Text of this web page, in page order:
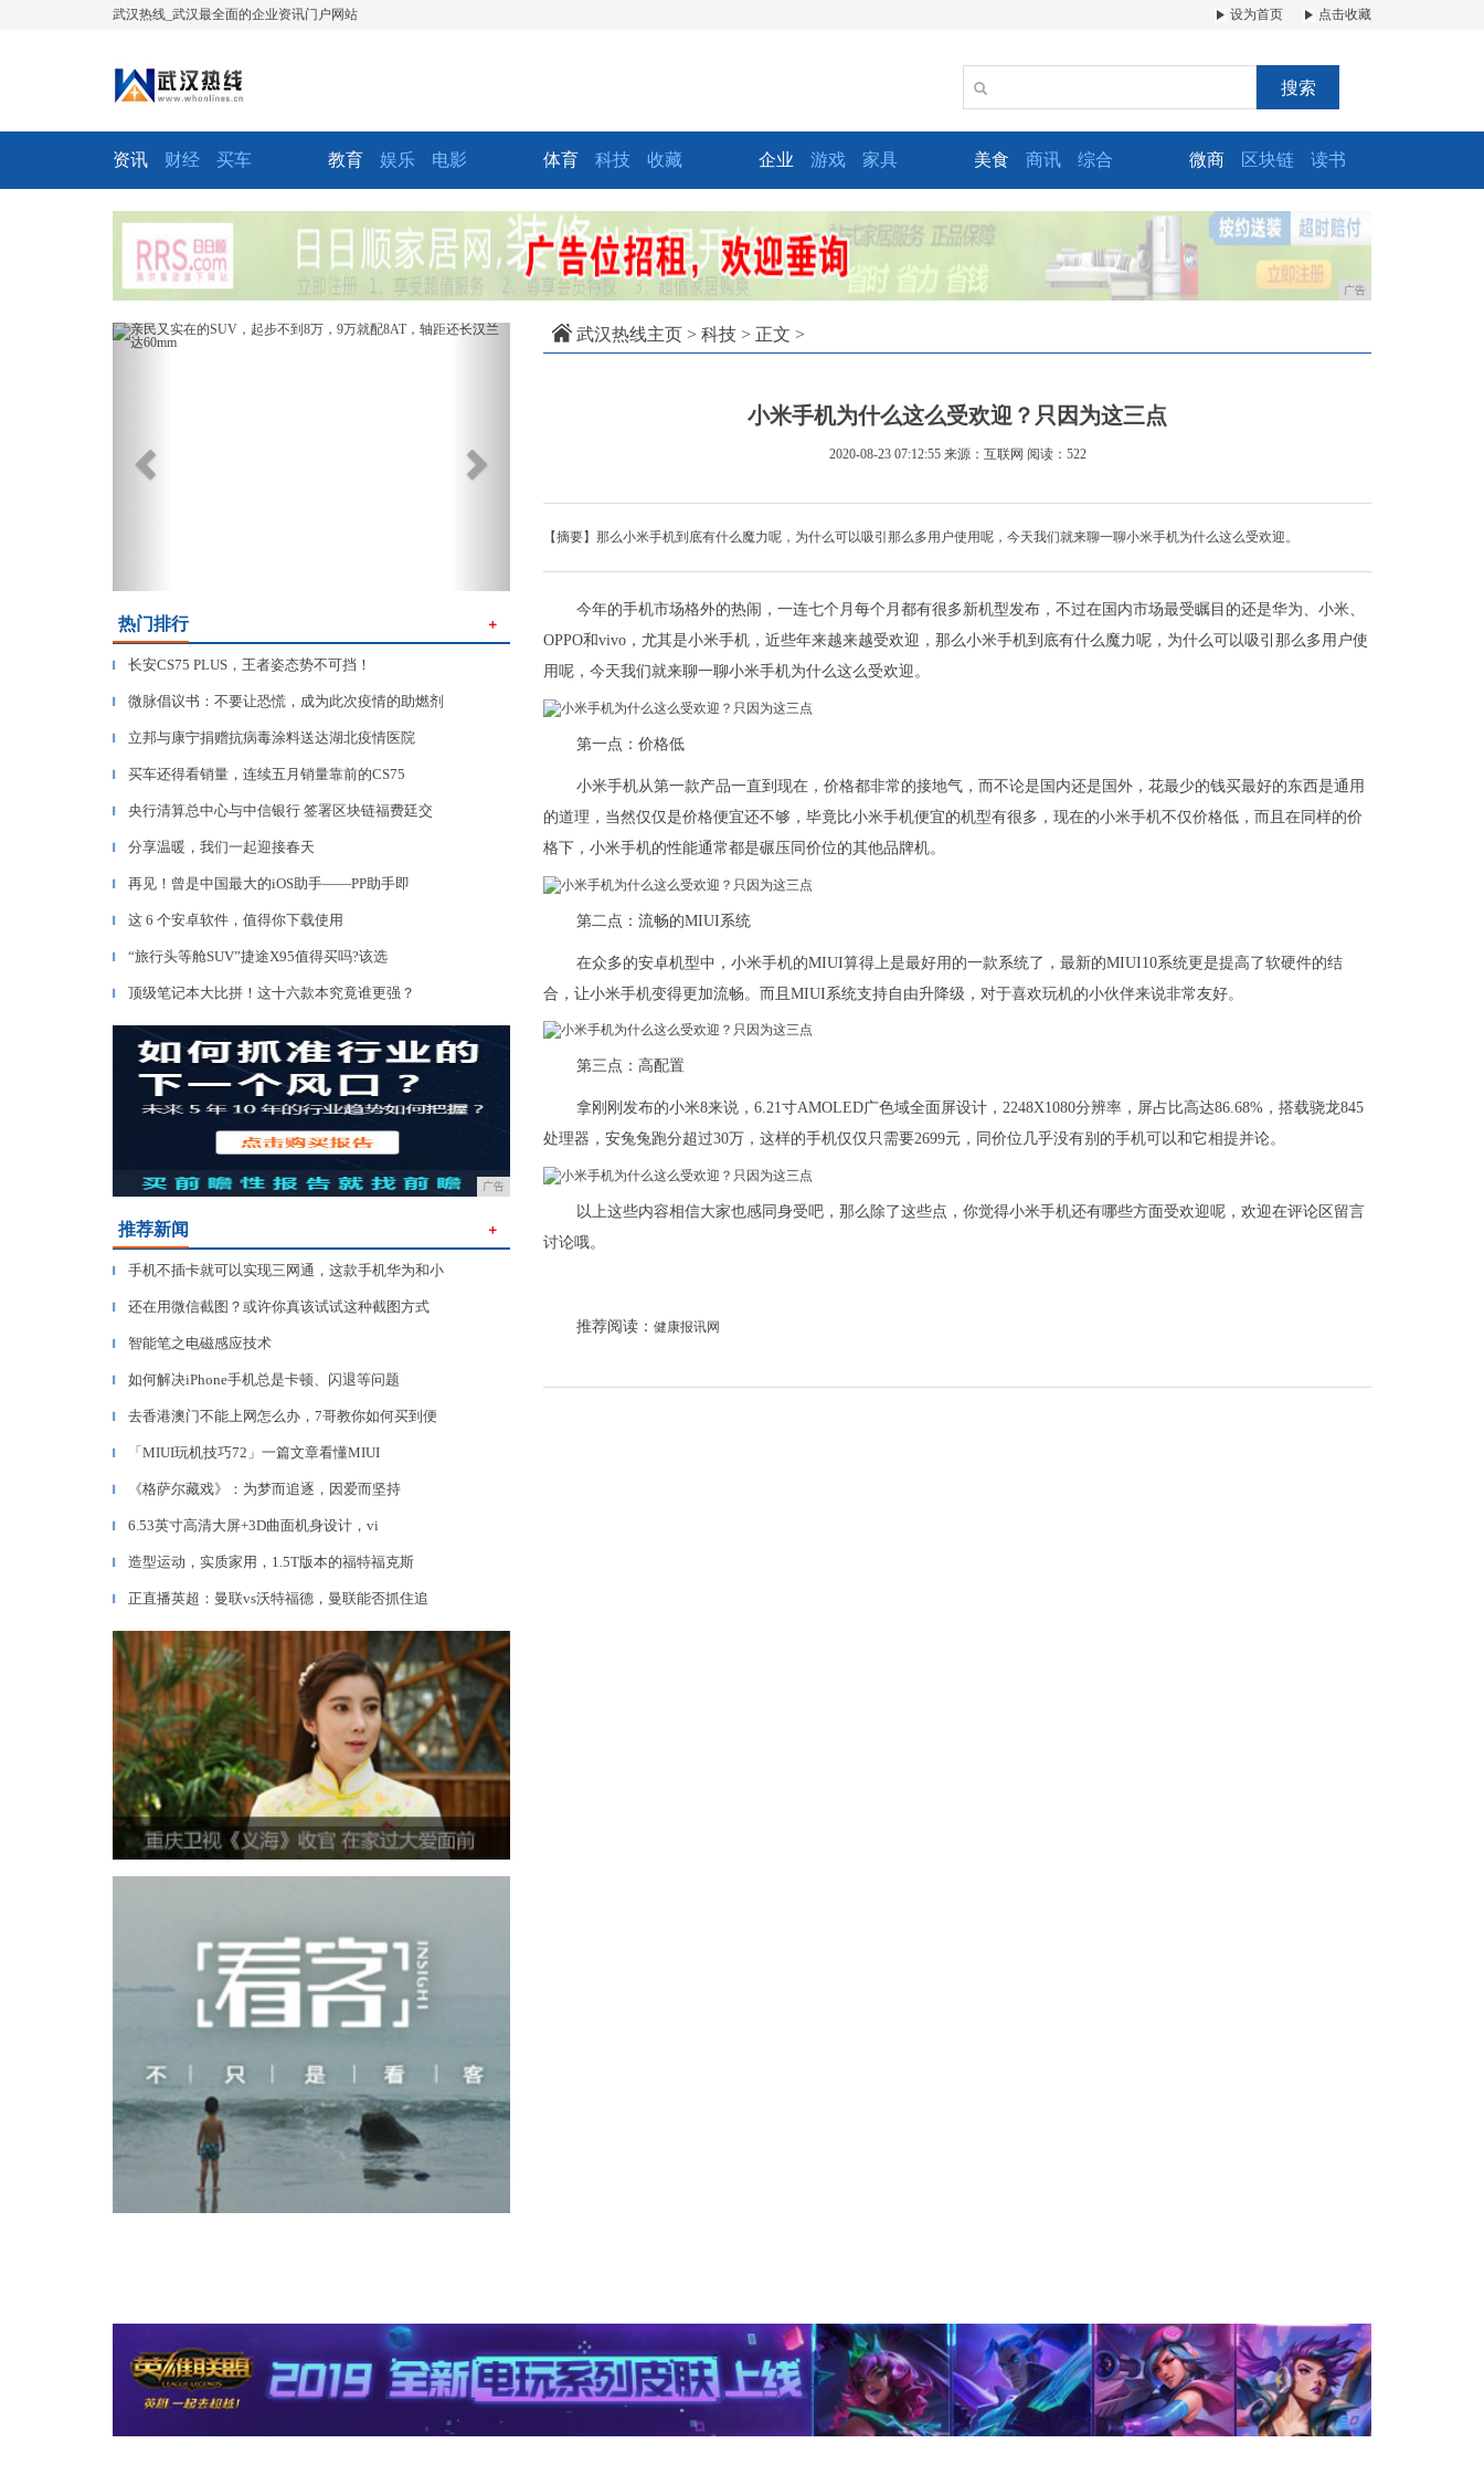
武汉热线_武汉最全面的企业资讯门户网站 设为首页 点击收藏
搜索
资讯 财经 买车 教育 娱乐 电影 体育 科技 收藏 企业 游戏 家具 美食 商讯 综合 微商 区块链 读书
广告
Previous Next
热门排行 ＋
▎ 长安CS75 PLUS，王者姿态势不可挡！
▎ 微脉倡议书：不要让恐慌，成为此次疫情的助燃剂
▎ 立邦与康宁捐赠抗病毒涂料送达湖北疫情医院
▎ 买车还得看销量，连续五月销量靠前的CS75
▎ 央行清算总中心与中信银行 签署区块链福费廷交
▎ 分享温暖，我们一起迎接春天
▎ 再见！曾是中国最大的iOS助手——PP助手即
▎ 这 6 个安卓软件，值得你下载使用
▎ “旅行头等舱SUV”捷途X95值得买吗?该选
▎ 顶级笔记本大比拼！这十六款本究竟谁更强？
广告
推荐新闻 ＋
▎ 手机不插卡就可以实现三网通，这款手机华为和小
▎ 还在用微信截图？或许你真该试试这种截图方式
▎ 智能笔之电磁感应技术
▎ 如何解决iPhone手机总是卡顿、闪退等问题
▎ 去香港澳门不能上网怎么办，7哥教你如何买到便
▎ 「MIUI玩机技巧72」一篇文章看懂MIUI
▎ 《格萨尔藏戏》：为梦而追逐，因爱而坚持
▎ 6.53英寸高清大屏+3D曲面机身设计，vi
▎ 造型运动，实质家用，1.5T版本的福特福克斯
▎ 正直播英超：曼联vs沃特福德，曼联能否抓住追
武汉热线主页 > 科技 > 正文 >
小米手机为什么这么受欢迎？只因为这三点
2020-08-23 07:12:55 来源：互联网 阅读：522
【摘要】那么小米手机到底有什么魔力呢，为什么可以吸引那么多用户使用呢，今天我们就来聊一聊小米手机为什么这么受欢迎。
今年的手机市场格外的热闹，一连七个月每个月都有很多新机型发布，不过在国内市场最受瞩目的还是华为、小米、
OPPO和vivo，尤其是小米手机，近些年来越来越受欢迎，那么小米手机到底有什么魔力呢，为什么可以吸引那么多用户使
用呢，今天我们就来聊一聊小米手机为什么这么受欢迎。
第一点：价格低
小米手机从第一款产品一直到现在，价格都非常的接地气，而不论是国内还是国外，花最少的钱买最好的东西是通用
的道理，当然仅仅是价格便宜还不够，毕竟比小米手机便宜的机型有很多，现在的小米手机不仅价格低，而且在同样的价
格下，小米手机的性能通常都是碾压同价位的其他品牌机。
第二点：流畅的MIUI系统
在众多的安卓机型中，小米手机的MIUI算得上是最好用的一款系统了，最新的MIUI10系统更是提高了软硬件的结
合，让小米手机变得更加流畅。而且MIUI系统支持自由升降级，对于喜欢玩机的小伙伴来说非常友好。
第三点：高配置
拿刚刚发布的小米8来说，6.21寸AMOLED广色域全面屏设计，2248X1080分辨率，屏占比高达86.68%，搭载骁龙845
处理器，安兔兔跑分超过30万，这样的手机仅仅只需要2699元，同价位几乎没有别的手机可以和它相提并论。
以上这些内容相信大家也感同身受吧，那么除了这些点，你觉得小米手机还有哪些方面受欢迎呢，欢迎在评论区留言
讨论哦。
推荐阅读： 健康报讯网